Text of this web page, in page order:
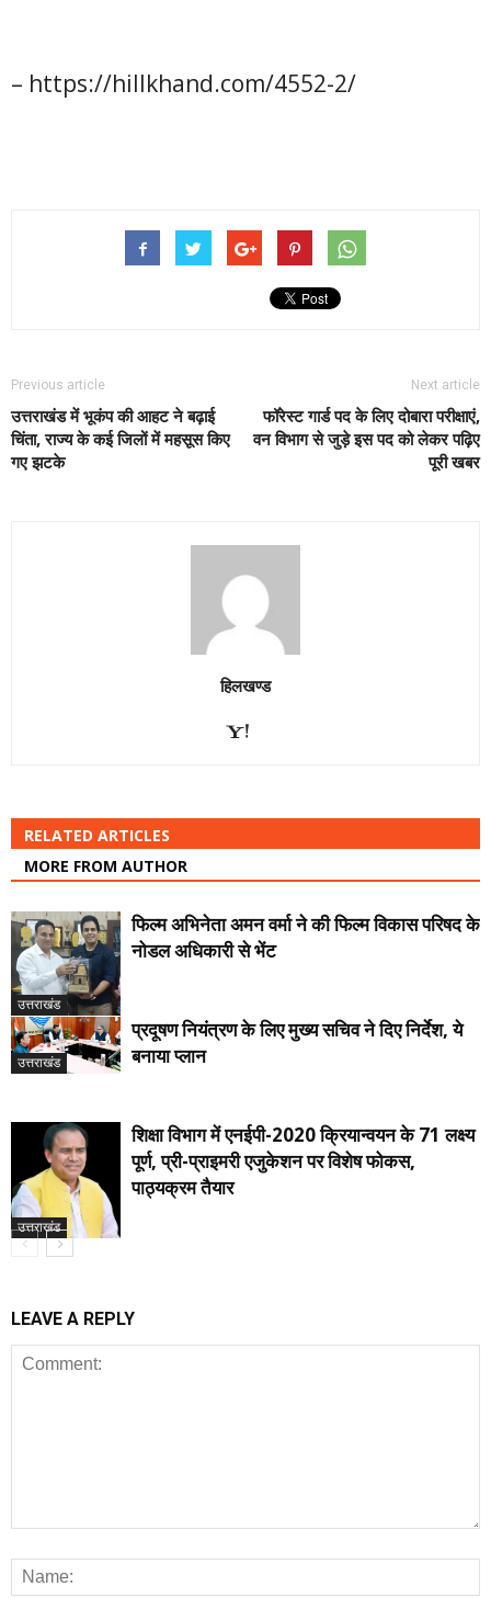
– https://hillkhand.com/4552-2/
Previous article
उत्तराखंड में भूकंप की आहट ने बढ़ाई
चिंता, राज्य के कई जिलों में महसूस किए
गए झटके
Next article
फॉरेस्ट गार्ड पद के लिए दोबारा परीक्षाएं,
वन विभाग से जुड़े इस पद को लेकर पढ़िए
पूरी खबर
हिलखण्ड
RELATED ARTICLES
MORE FROM AUTHOR
उत्तराखंड
फिल्म अभिनेता अमन वर्मा ने की फिल्म विकास परिषद के
नोडल अधिकारी से भेंट
उत्तराखंड
प्रदूषण नियंत्रण के लिए मुख्य सचिव ने दिए निर्देश, ये
बनाया प्लान
उत्तराखंड
शिक्षा विभाग में एनईपी-2020 क्रियान्वयन के 71 लक्ष्य
पूर्ण, प्री-प्राइमरी एजुकेशन पर विशेष फोकस,
पाठ्यक्रम तैयार
LEAVE A REPLY